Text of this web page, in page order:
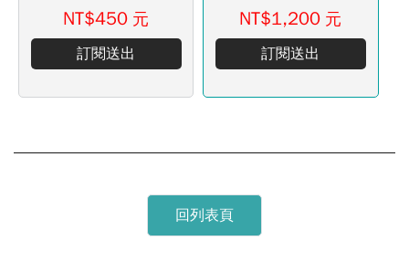
NT$450 元
訂閱送出
NT$1,200 元
訂閱送出
回列表頁